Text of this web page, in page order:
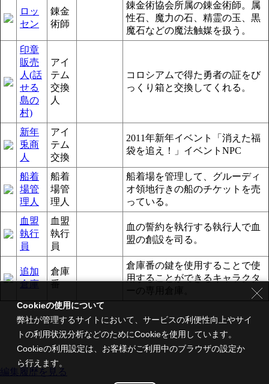
ロッ
セン
錬金
術師
錬金術協会所属の錬金術師。属
性石、魔力の石、精霊の玉、黒
魔石などの魔法触媒を扱う。
印章
販売
人(話
せる
島の
村)
アイ
テム
交換
人
コロシアムで得た勇者の証をび
っくり箱と交換してくれる。
新年
兎商
人
アイ
テム
交換
2011年新年イベント「消えた福
袋を追え！」イベントNPC
船着
場管
理人
船着
場管
理人
船着場を管理して、グルーディ
オ領地行きの船のチケットを売
っている。
血盟
執行
員
血盟
執行
員
血の誓約を執行する執行人で血
盟の創設を司る。
追加
倉庫
倉庫
番
倉庫番の鍵を使用することで使
用することができるキャラクタ
ーの専用倉庫。
編集履歴を見る
Cookieの使用について
弊社が管理するサイトにおいて、サービスの利便性向上やサイ
トの利用状況分析などのためにCookieを使用しています。
Cookieの利用設定は、お客様がご利用中のブラウザの設定か
ら行えます。